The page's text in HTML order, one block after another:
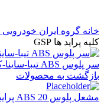
خانه گروه ایران خودرویی
کلیه پراید ها GSP
سر پلوس ABS تیبا-ساینا-کوئیک IMT
بازگشت به محصولات
مشعل پلوس 20 ABS پراید GSP